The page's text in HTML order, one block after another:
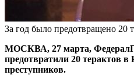
За год было предотвращено 20
МОСКВА, 27 марта,
предотвратили 20 терактов
преступников.